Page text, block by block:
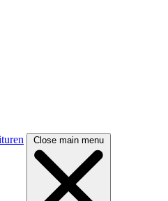
Close main menu